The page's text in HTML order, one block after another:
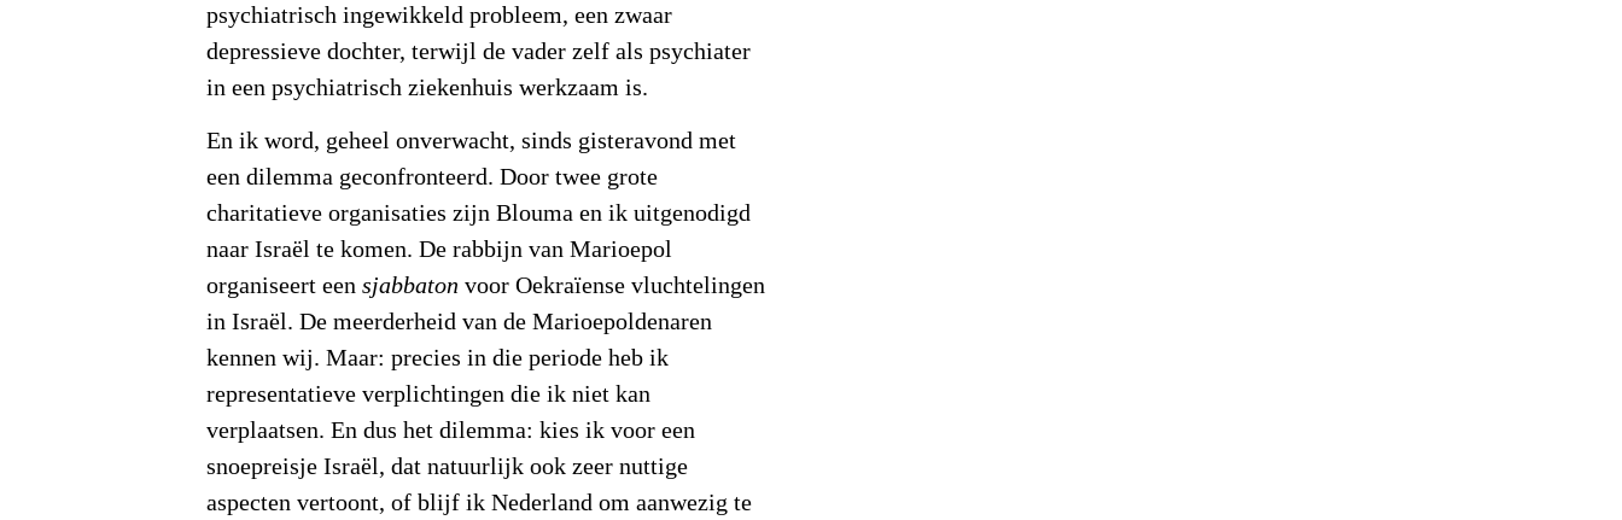
psychiatrisch ingewikkeld probleem, een zwaar
depressieve dochter, terwijl de vader zelf als psychiater
in een psychiatrisch ziekenhuis werkzaam is.
En ik word, geheel onverwacht, sinds gisteravond met
een dilemma geconfronteerd. Door twee grote
charitatieve organisaties zijn Blouma en ik uitgenodigd
naar Israël te komen. De rabbijn van Marioepol
organiseert eensjabbaton voor Oekraïense vluchtelingen
in Israël. De meerderheid van de Marioepoldenaren
kennen wij. Maar: precies in die periode heb ik
representatieve verplichtingen die ik niet kan
verplaatsen. En dus het dilemma: kies ik voor een
snoepreisje Israël, dat natuurlijk ook zeer nuttige
aspecten vertoont, of blijf ik Nederland om aanwezig te